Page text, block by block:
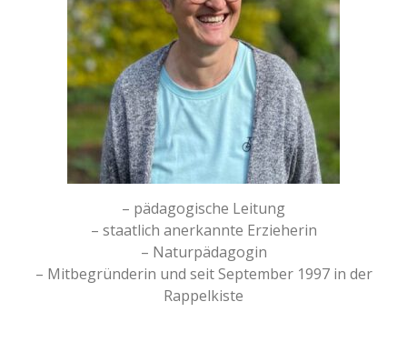
– pädagogische Leitung
– staatlich anerkannte Erzieherin
– Naturpädagogin
– Mitbegründerin und seit September 1997 in der
Rappelkiste